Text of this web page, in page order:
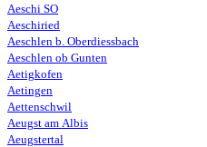
Aeschi SO
Aeschiried
Aeschlen b. Oberdiessbach
Aeschlen ob Gunten
Aetigkofen
Aetingen
Aettenschwil
Aeugst am Albis
Aeugstertal